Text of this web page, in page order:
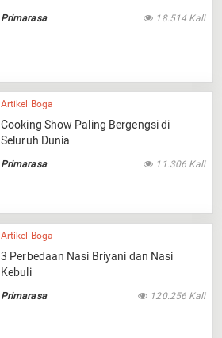
Primarasa 18.514 Kali
Artikel Boga
Cooking Show Paling Bergengsi di
Seluruh Dunia
Primarasa 11.306 Kali
Artikel Boga
3 Perbedaan Nasi Briyani dan Nasi
Kebuli
Primarasa 120.256 Kali